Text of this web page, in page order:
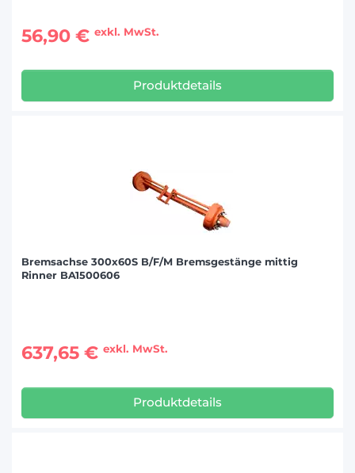
56,90 € exkl. MwSt.
Produktdetails
Bremsachse 300x60S B/F/M Bremsgestänge mittig
Rinner BA1500606
637,65 € exkl. MwSt.
Produktdetails